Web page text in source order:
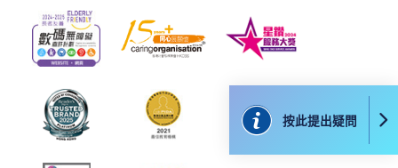
快與 閣下聯絡。
申請人應注意，不論親身或網上報讀，相同的課
在網上報名過程中，付款成功後，網頁將顯示付款
確認。另外，確認電子郵件亦會發送到 閣下的電
按此提出疑問
折